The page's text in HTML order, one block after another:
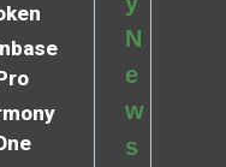
N
e
w
s